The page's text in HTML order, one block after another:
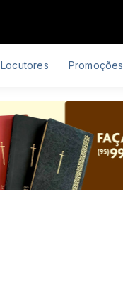
Locutores Promoções